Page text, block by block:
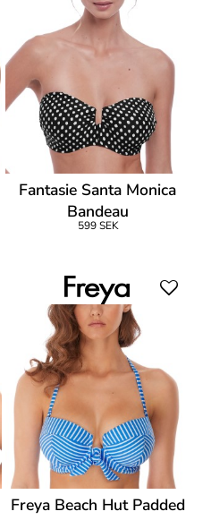
Fantasie Santa Monica
Bandeau
599 SEK
Freya Beach Hut Padded